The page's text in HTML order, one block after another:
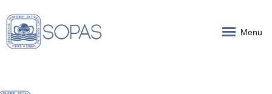
Menu